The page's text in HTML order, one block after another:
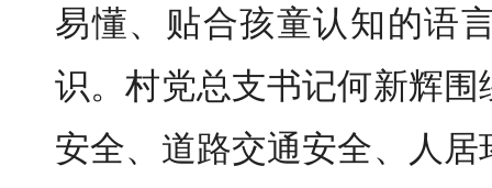
易懂、贴合孩童认知的语
识。村党总支书记何新辉
安全、道路交通安全、人